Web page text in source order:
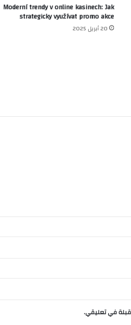
Moderní trendy v online kasinech: Jak
strategicky využívat promo akce
20 أبريل 2025
في تعليقي.